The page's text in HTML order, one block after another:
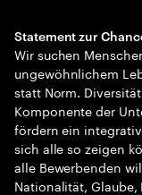
Statement zur
Wir suchen
ungewöhnlichem
statt Norm.
Komponente der
fördern ein
sich alle so zeigen
alle Bewerbenden
Nationalität,